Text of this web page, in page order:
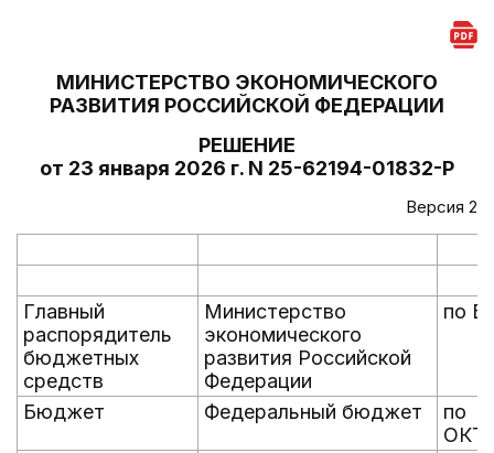
МИНИСТЕРСТВО ЭКОНОМИЧЕСКОГО
РАЗВИТИЯ РОССИЙСКОЙ ФЕДЕРАЦИИ
РЕШЕНИЕ
от 23 января 2026 г. N 25-62194-01832-Р
Версия 2
Главный
распорядитель
бюджетных
средств
Министерство
экономического
развития Российской
Федерации
по
Бюджет Федеральный бюджет
по